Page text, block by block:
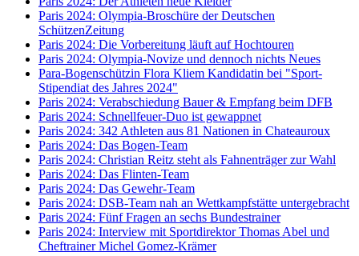
Paris 2024: Olympia-Broschüre der Deutschen
SchützenZeitung
Paris 2024: Die Vorbereitung läuft auf Hochtouren
Paris 2024: Olympia-Novize und dennoch nichts Neues
Para-Bogenschützin Flora Kliem Kandidatin bei "Sport-
Stipendiat des Jahres 2024"
Paris 2024: Verabschiedung Bauer & Empfang beim DFB
Paris 2024: Schnellfeuer-Duo ist gewappnet
Paris 2024: 342 Athleten aus 81 Nationen in Chateauroux
Paris 2024: Das Bogen-Team
Paris 2024: Christian Reitz steht als Fahnenträger zur Wahl
Paris 2024: Das Flinten-Team
Paris 2024: Das Gewehr-Team
Paris 2024: DSB-Team nah an Wettkampfstätte untergebracht
Paris 2024: Fünf Fragen an sechs Bundestrainer
Paris 2024: Interview mit Sportdirektor Thomas Abel und
Cheftrainer Michel Gomez-Krämer